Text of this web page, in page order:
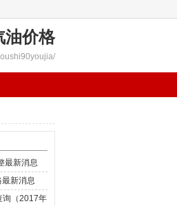
油价格
最新消息
新消息
询（2017年